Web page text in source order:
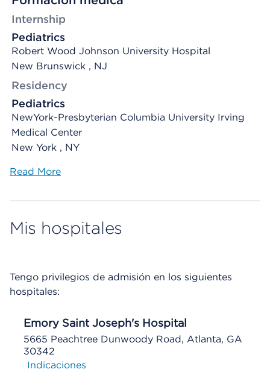
Internship
Pediatrics
Robert Wood Johnson University Hospital
New Brunswick , NJ
Residency
Pediatrics
NewYork-Presbyterian Columbia University Irving
Medical Center
New York , NY
Read More
Mis hospitales
Tengo privilegios de admisión en los siguientes
hospitales:
Emory Saint Joseph's Hospital
5665 Peachtree Dunwoody Road, Atlanta, GA
30342
Indicaciones